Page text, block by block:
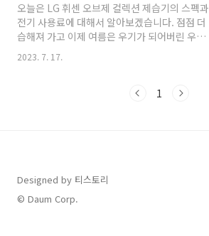
오늘은 LG 휘센 오브제 컬렉션 제습기의 스펙과
전기 사용료에 대해서 알아보겠습니다. 점점 더
습해져 가고 이제 여름은 우기가 되어버린 우리
나라에서 제습기는 점점 더 필수템이 되지 않을
까 싶습니다. LG 휘센 오브제 컬렉션 제습기 스펙
다. LG 휘센 오브제 컬렉션 제습기는 동급 대비
러니깐 숫자가 커지면 커질수록 고효율입니다.
둘째, 소음이 아주 적습니다. 사실 제습기를 선택
하는 데 있어서 중요한 부분 중 하나가 ..
2023. 7. 17.
1
Designed by 티스토리
© Daum Corp.